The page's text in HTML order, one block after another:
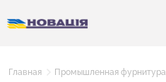
Главная Промышленная фурнитура